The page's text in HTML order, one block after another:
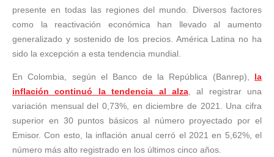
presente en todas las regiones del mundo. Diversos factores
como la reactivación económica han llevado al aumento
generalizado y sostenido de los precios. América Latina no ha
sido la excepción a esta tendencia mundial.
En Colombia, según el Banco de la República (Banrep), la
inflación continuó la tendencia al alza, al registrar una
variación mensual del 0,73%, en diciembre de 2021. Una cifra
superior en 30 puntos básicos al número proyectado por el
Emisor. Con esto, la inflación anual cerró el 2021 en 5,62%, el
número más alto registrado en los últimos cinco años.